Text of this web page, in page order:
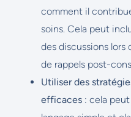
comment il
soins. Cela peut
des discussions lors
de rappels post-
Utiliser des
efficaces: cela peut